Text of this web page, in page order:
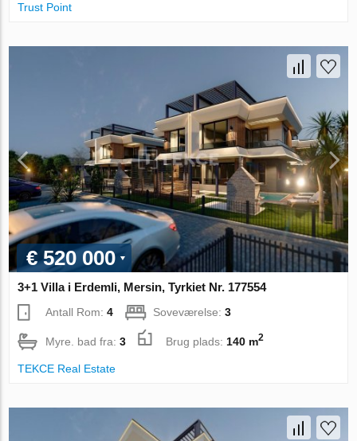
Trust Point
€ 520 000
3+1 Villa i Erdemli, Mersin, Tyrkiet Nr. 177554
Antall Rom:4 Soveværelse:3
Myre. bad fra:3 Brug plads: 140 m2
TEKCE Real Estate